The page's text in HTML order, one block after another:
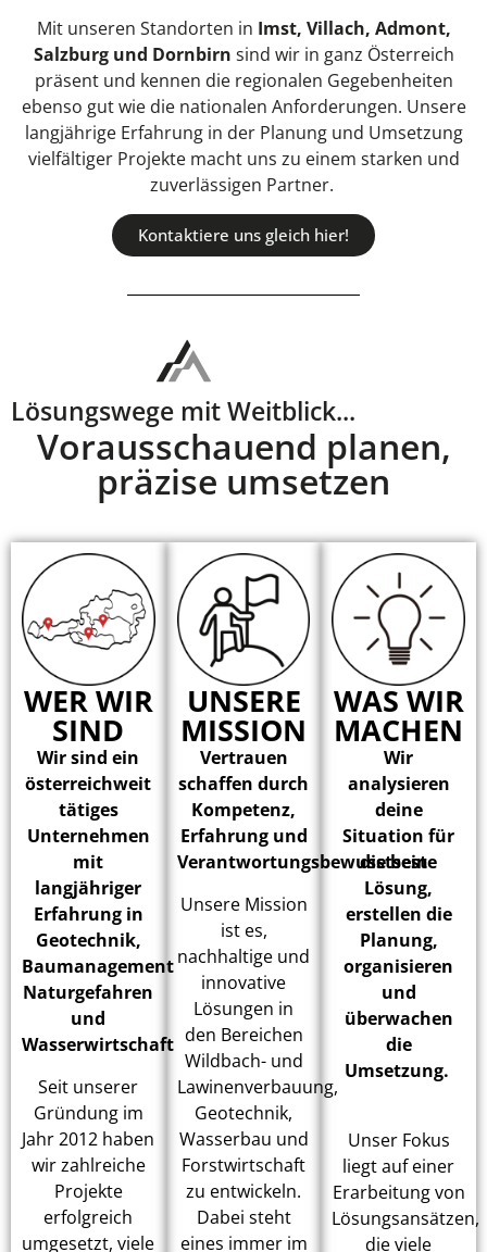
Mit unseren Standorten in Imst, Villach, Admont,
Salzburg und Dornbirn sind wir in ganz Österreich
präsent und kennen die regionalen Gegebenheiten
ebenso gut wie die nationalen Anforderungen. Unsere
langjährige Erfahrung in der Planung und Umsetzung
vielfältiger Projekte macht uns zu einem starken und
zuverlässigen Partner.
Kontaktiere uns gleich hier!
Lösungswege mit Weitblick...
Vorausschauend planen,
präzise umsetzen
WER WIR
SIND
Wir sind ein
österreichweit
tätiges
Unternehmen
mit
langjähriger
Erfahrung in
Geotechnik,
Baumanagement
Naturgefahren
und
Wasserwirtschaft
Seit unserer
Gründung im
Jahr 2012 haben
wir zahlreiche
Projekte
erfolgreich
umgesetzt, viele
UNSERE
MISSION
Vertrauen
schaffen durch
Kompetenz,
Erfahrung und
Verantwortungsbewusstsein
Unsere Mission
ist es,
nachhaltige und
innovative
Lösungen in
den Bereichen
Wildbach- und
Lawinenverbauung,
Geotechnik,
Wasserbau und
Forstwirtschaft
zu entwickeln.
Dabei steht
eines immer im
WAS WIR
MACHEN
Wir
analysieren
deine
Situation für
die beste
Lösung,
erstellen die
Planung,
organisieren
und
überwachen
die
Umsetzung.
Unser Fokus
liegt auf einer
Erarbeitung von
Lösungsansätzen,
die viele